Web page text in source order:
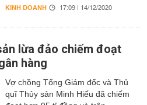
KINH DOANH 17:09 | 14/12/2020
lừa đảo chiếm đoạt
hàng
Vợ chồng Tổng Giám đốc và Thủ
quĩ Thủy sản Minh Hiếu đã chiếm